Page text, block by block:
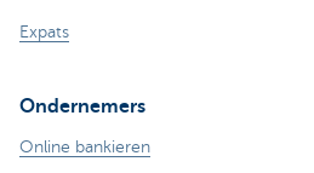
Expats
Ondernemers
Online bankieren